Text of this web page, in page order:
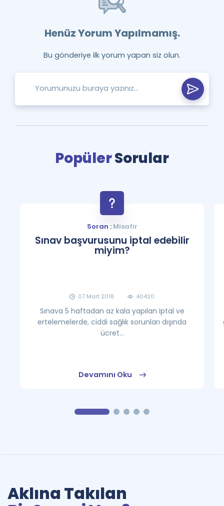
Henüz Yorum Yapılmamış.
Bu gönderiye ilk yorum yapan siz olun.
PopülerSorular
Soran :Misafir
Sınav başvurusunu iptal edebilir
miyim?
07 Mart 2018 40420
Sınava 5 haftadan az kala yapılan iptal ve
ertelemelerde, ciddi sağlık sorunları dışında
ücret...
Devamını Oku
Aklına Takılan